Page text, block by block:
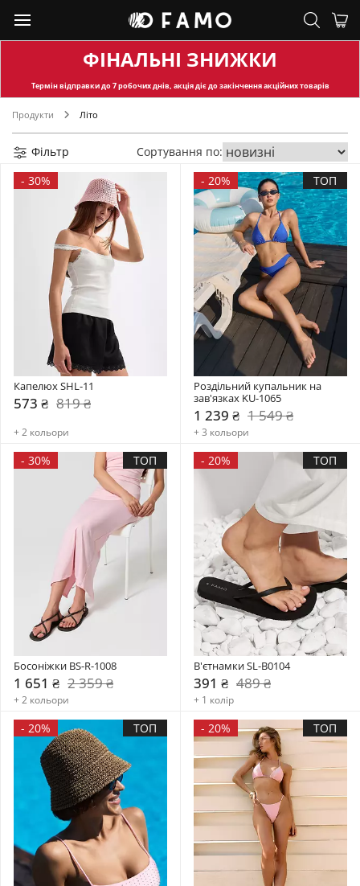
ФІНАЛЬНІ ЗНИЖКИ
Термін відправкидо 7 робочих днів, акція діє до закінчення акційних товарів
Продукти Літо
Фільтр
Сортування по:
- 30%
Капелюх SHL-11
573 ₴ 819 ₴
+ 2 кольори
- 20% ТОП
Роздільний купальник на
зав'язках KU-1065
1 239 ₴ 1 549 ₴
+ 3 кольори
- 30% ТОП
Босоніжки BS-R-1008
1 651 ₴ 2 359 ₴
+ 2 кольори
- 20% ТОП
В'єтнамки SL-B0104
391 ₴ 489 ₴
+ 1 колір
- 20% ТОП - 20% ТОП